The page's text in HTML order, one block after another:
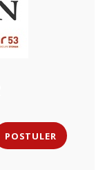
POSTULER